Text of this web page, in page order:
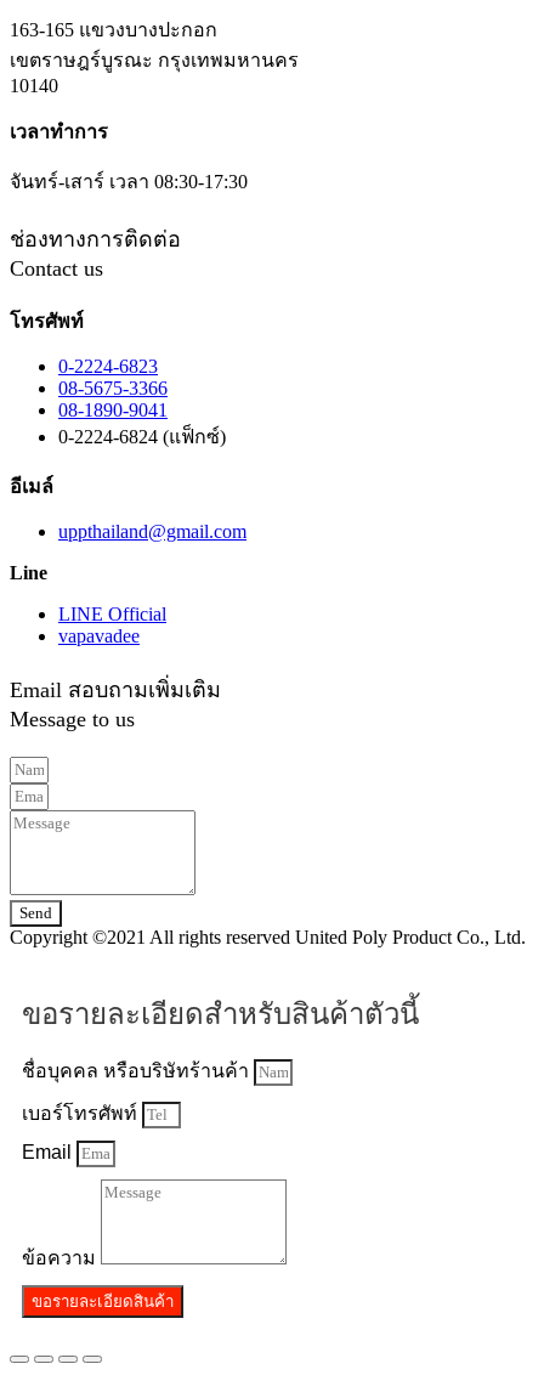
163-165 แขวงบางปะกอก
เขตราษฎร์บูรณะ กรุงเทพมหานคร
10140
เวลาทำการ
จันทร์-เสาร์ เวลา 08:30-17:30
ช่องทางการติดต่อ
Contact us
โทรศัพท์
0-2224-6823
08-5675-3366
08-1890-9041
0-2224-6824 (แฟ็กซ์)
อีเมล์
uppthailand@gmail.com
Line
LINE Official
vapavadee
Email สอบถามเพิ่มเติม
Message to us
Send
Copyright ©2021 All rights reserved United Poly Product Co., Ltd.
ขอรายละเอียดสำหรับสินค้าตัวนี้
ชื่อบุคคล หรือบริษัทร้านค้า
เบอร์โทรศัพท์
Email
ข้อความ
ขอรายละเอียดสินค้า